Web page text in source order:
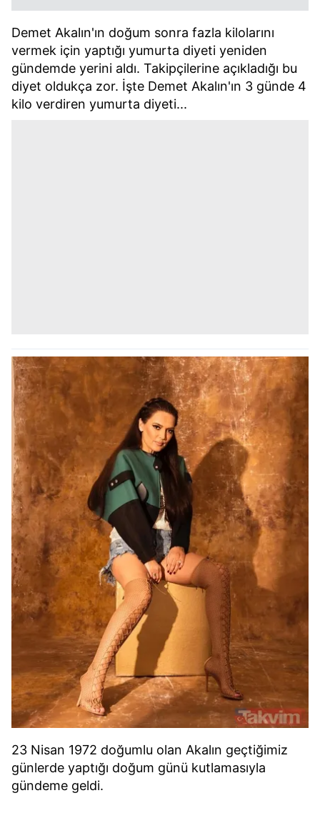
Demet Akalın'ın doğum sonra fazla kilolarını
vermek için yaptığı yumurta diyeti yeniden
gündemde yerini aldı. Takipçilerine açıkladığı bu
diyet oldukça zor. İşte Demet Akalın'ın 3 günde 4
kilo verdiren yumurta diyeti...
23 Nisan 1972 doğumlu olan Akalın geçtiğimiz
günlerde yaptığı doğum günü kutlamasıyla
gündeme geldi.